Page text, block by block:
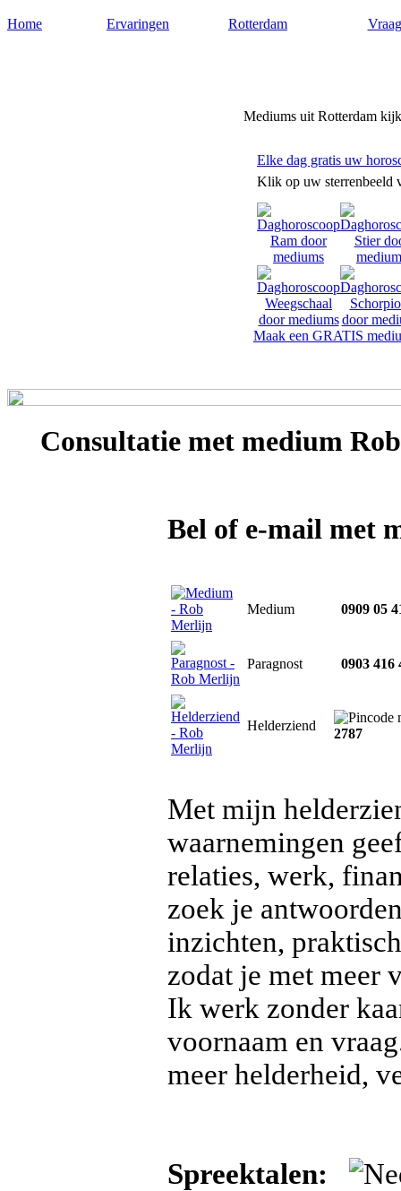
Home Ervaringen Rotterdam
Mediums uit Rotterdam
Elke dag gratis uw
Klik op uw sterrenbeeld
Maak een GRATIS
Consultatie met medium
Bel of e-mail met
Medium 0909 05
Paragnost 0903 416
Helderziend
2787
Met mijn
waarnemingen
relaties, werk,
zoek je
inzichten,
zodat je met meer
Ik werk zonder
voornaam en
meer helderheid,
Spreektalen: